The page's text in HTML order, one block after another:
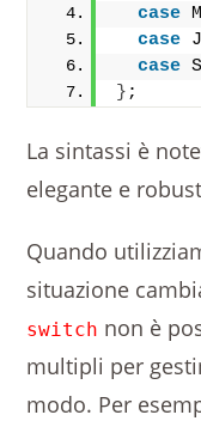
case
case
case
} ;
La sintassi è
elegante e
Quando
situazione
switch non è
multipli per
modo. Per